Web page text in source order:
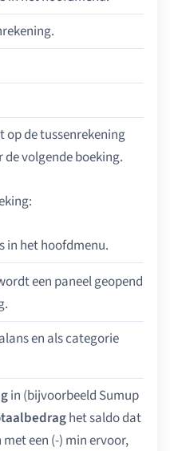
op de tussenrekening
volgende boeking.
in het hoofdmenu.
een paneel geopend
en als categorie
in (bijvoorbeeld Sumup
het saldo dat
een (-) min ervoor,